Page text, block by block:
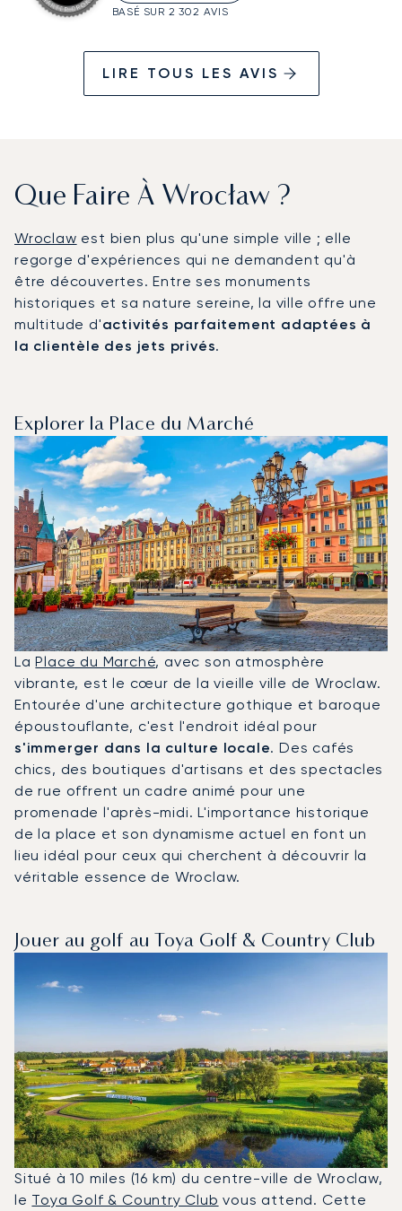
BASÉ SUR 2 302 AVIS
LIRE TOUS LES AVIS
Que Faire À Wrocław ?
Wroclaw est bien plus qu'une simple ville ; elle
regorge d'expériences qui ne demandent qu'à
être découvertes. Entre ses monuments
historiques et sa nature sereine, la ville offre une
multitude d'activités parfaitement adaptées à
la clientèle des jets privés.
Explorer la Place du Marché
LaPlace du Marché, avec son atmosphère
vibrante, est le cœur de la vieille ville de Wroclaw.
Entourée d'une architecture gothique et baroque
époustouflante, c'est l'endroit idéal pour
s'immerger dans la culture locale. Des cafés
chics, des boutiques d'artisans et des spectacles
de rue offrent un cadre animé pour une
promenade l'après-midi. L'importance historique
de la place et son dynamisme actuel en font un
lieu idéal pour ceux qui cherchent à découvrir la
véritable essence de Wroclaw.
Jouer au golf au Toya Golf & Country Club
Situé à 10 miles (16 km) du centre-ville de Wroclaw,
le Toya Golf & Country Club vous attend. Cette